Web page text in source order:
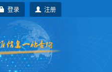
注册
登录